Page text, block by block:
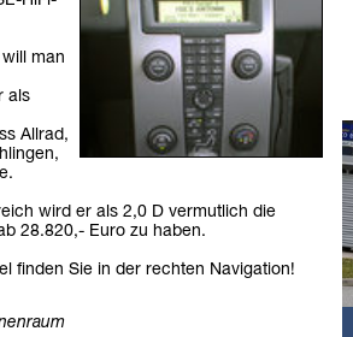
man
als
Allrad,
wird er als 2,0 D vermutlich die
28.820,- Euro zu haben.
finden Sie in der rechten Navigation!